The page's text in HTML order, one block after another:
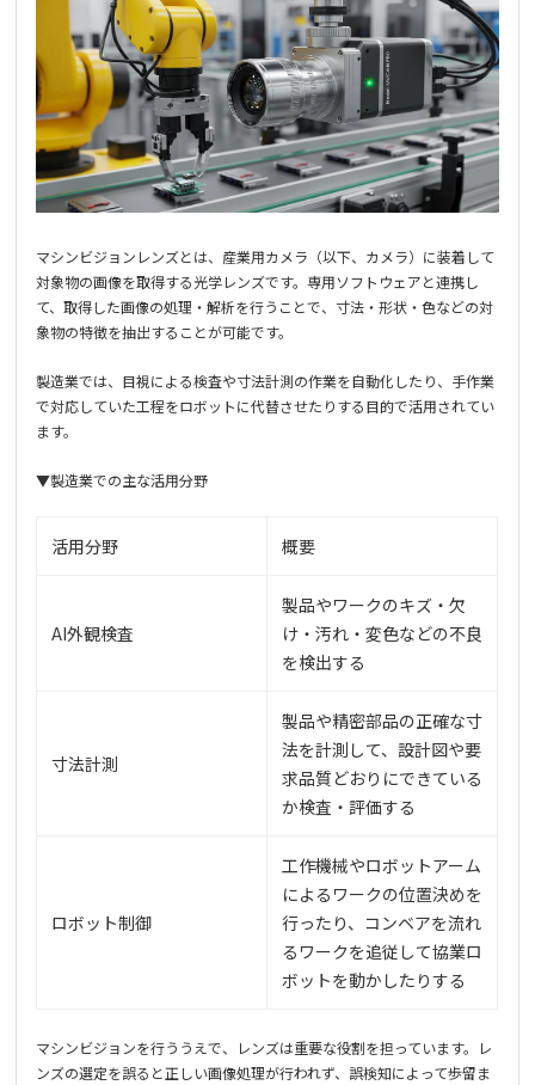
マシンビジョンレンズとは、産業用カメラ（以下、カメラ）に装着して
対象物の画像を取得する光学レンズです。専用ソフトウェアと連携し
て、取得した画像の処理・解析を行うことで、寸法・形状・色などの対
象物の特徴を抽出することが可能です。
製造業では、目視による検査や寸法計測の作業を自動化したり、手作業
で対応していた工程をロボットに代替させたりする目的で活用されてい
ます。
▼製造業での主な活用分野
活用分野 概要
AI外観検査
製品やワークのキズ・欠
け・汚れ・変色などの不良
を検出する
寸法計測
製品や精密部品の正確な寸
法を計測して、設計図や要
求品質どおりにできている
か検査・評価する
ロボット制御
工作機械やロボットアーム
によるワークの位置決めを
行ったり、コンベアを流れ
るワークを追従して協業ロ
ボットを動かしたりする
マシンビジョンを行ううえで、レンズは重要な役割を担っています。レ
ンズの選定を誤ると正しい画像処理が行われず、誤検知によって歩留ま